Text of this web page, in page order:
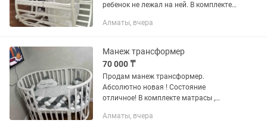
ребенок не лежал на ней. В комплекте
для балдахина
Алматы, вчера
Манеж трансформер
70 000 ₸
Продам манеж трансформер.
Абсолютно новая ! Состояние
отличное! В комплекте матрасы ,
и бортики которые стоят 40 тыс
Алматы, вчера